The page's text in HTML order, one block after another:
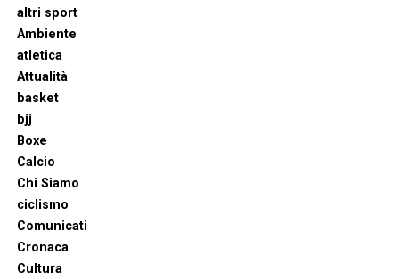
altri sport
Ambiente
atletica
Attualità
basket
bjj
Boxe
Calcio
Chi Siamo
ciclismo
Comunicati
Cronaca
Cultura